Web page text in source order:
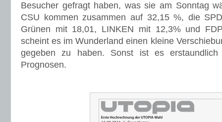
Besucher gefragt haben, was sie am Sonntag
CSU kommen zusammen auf 32,15 %, die
Grünen mit 18,01, LINKEN mit 12,3% und
scheint es im Wunderland einen kleine
gegeben zu haben. Sonst ist es
Prognosen.